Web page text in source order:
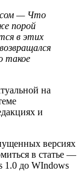
— Что
порой
в этих
такое
на
и
версиях
в статье —
1.0 до WIndows